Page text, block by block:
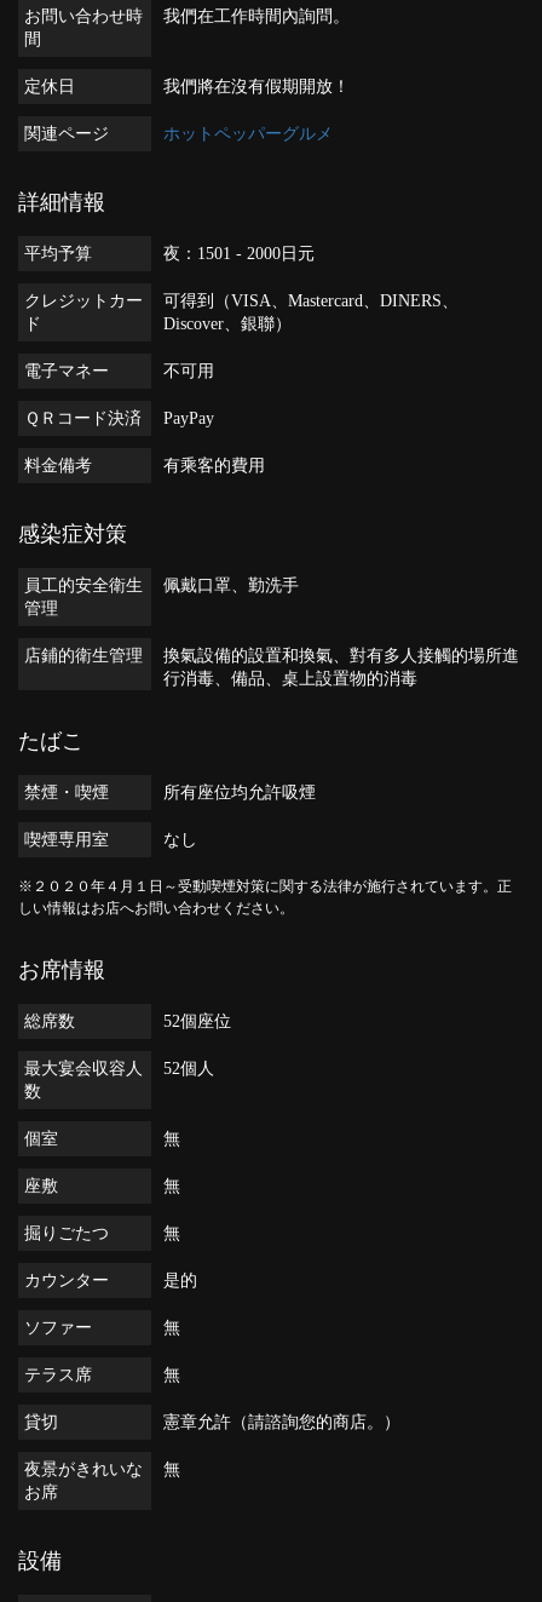
お問い合わせ時
間
我們在工作時間內詢問。
定休日 我們將在沒有假期開放！
関連ページ ホットペッパーグルメ
詳細情報
平均予算 夜：1501 - 2000日元
クレジットカー
ド
可得到（VISA、Mastercard、DINERS、
Discover、銀聯）
電子マネー 不可用
ＱＲコード決済 PayPay
料金備考 有乘客的費用
感染症対策
員工的安全衛生
管理
佩戴口罩 勤洗手
店鋪的衛生管理 換氣設備的設置和換氣
對有多人接觸的場所進
行消毒
備品、桌上設置物的消毒
たばこ
禁煙・喫煙 所有座位均允許吸煙
喫煙専用室 なし
※２０２０年４月１日～受動喫煙対策に関する法律が施行されています。正
しい情報はお店へお問い合わせください。
お席情報
総席数 52個座位
最大宴会収容人
数
52個人
個室 無
座敷 無
掘りごたつ 無
カウンター 是的
ソファー 無
テラス席 無
貸切 憲章允許（請諮詢您的商店。）
夜景がきれいな
お席
無
設備